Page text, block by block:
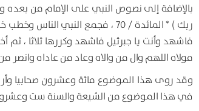
بالإضافة إلى نصوص النبي على الإمام من بعده
ربك ) * المائدة / 70 ، فجمع
فاشهد وأنت يا جبرئيل فاشهد وكررها ثلاثا ،
مولاه اللهم وال من والاه وعاد من عاداه وانصر
وقد روى هذا الموضوع مائة وعشرون صحابيا
في هذا الموضوع من الشيعة والسنة ست وعشرون